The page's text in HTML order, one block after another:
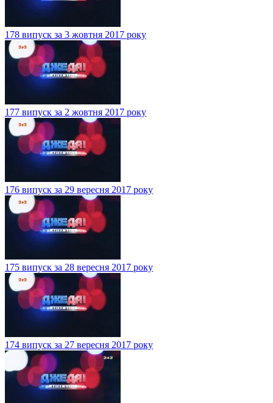
178 випуск за 3 жовтня 2017 року
177 випуск за 2 жовтня 2017 року
176 випуск за 29 вересня 2017 року
175 випуск за 28 вересня 2017 року
174 випуск за 27 вересня 2017 року